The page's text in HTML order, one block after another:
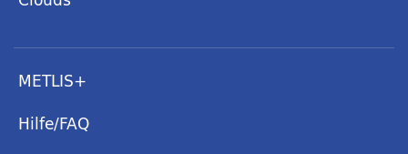
METLIS+
Hilfe/FAQ